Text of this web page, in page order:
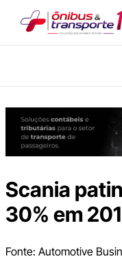
Scania
30% em
Fonte: Automotive